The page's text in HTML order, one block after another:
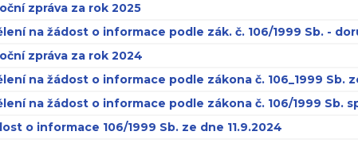
zpráva za rok 2025
na žádost o informace podle zák. č. 106/1999 Sb. -
zpráva za rok 2024
na žádost o informace podle zákona č. 106_1999 Sb.
na žádost o informace podle zákona č. 106/1999 Sb.
o informace 106/1999 Sb. ze dne 11.9.2024